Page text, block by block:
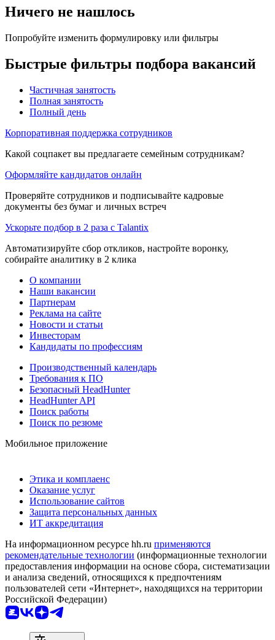
Ничего не нашлось
Попробуйте изменить формулировку или фильтры
Быстрые фильтры подбора вакансий
Частичная занятость
Полная занятость
Полный день
Корпоративная поддержка сотрудников
Какой соцпакет вы предлагаете семейным сотрудникам?
Оформляйте кандидатов онлайн
Проверяйте сотрудников и подписывайте кадровые
документы без бумаг и личных встреч
Ускорьте подбор в 2 раза с Talantix
Автоматизируйте сбор откликов, настройте воронку,
собирайте аналитику в 2 клика
О компании
Наши вакансии
Партнерам
Реклама на сайте
Новости и статьи
Инвесторам
Кандидаты по профессиям
Производственный календарь
Требования к ПО
Безопасный HeadHunter
HeadHunter API
Поиск работы
Поиск по резюме
Мобильное приложение
Этика и комплаенс
Оказание услуг
Использование сайтов
Защита персональных данных
ИТ аккредитация
На информационном ресурсе hh.ru применяются
рекомендательные технологии (информационные технологии
предоставления информации на основе сбора, систематизации
и анализа сведений, относящихся к предпочтениям
пользователей сети «Интернет», находящихся на территории
Российской Федерации)